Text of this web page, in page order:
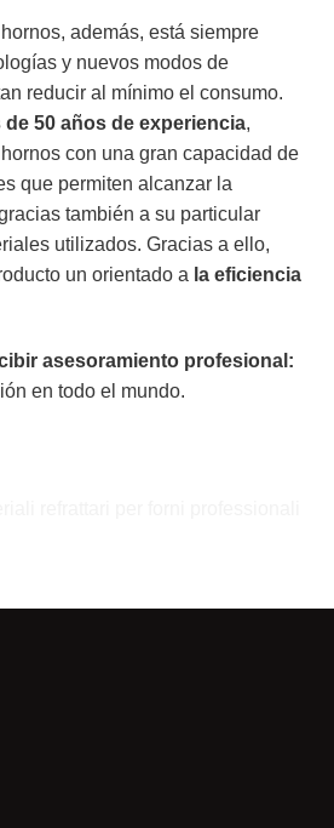
además, está siempre
y nuevos modos de
reducir al mínimo el consumo.
de 50 años de experiencia,
con una gran capacidad de
que permiten alcanzar la
también a su particular
utilizados. Gracias a ello,
un orientado a la eficiencia
asesoramiento profesional:
en todo el mundo.